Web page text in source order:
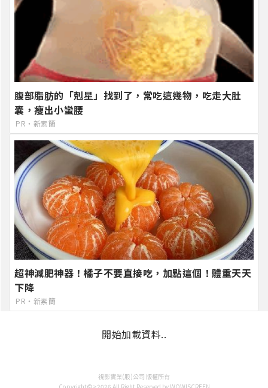
腹部脂肪的「剋星」找到了，常吃這幾物，吃走大肚
囊，瘦出小蠻腰
PR・新素簡
超神減肥神器！橘子不要直接吃，加點這個！體重天天
下降
PR・新素簡
開始加載資料..
視影實業(股)公司 版權所有